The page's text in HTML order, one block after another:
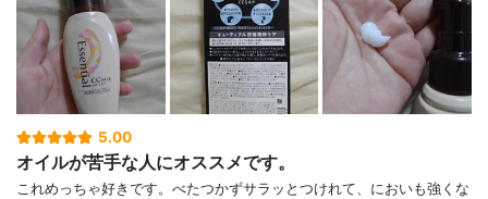
5.00
オイルが苦手な人にオススメです。
これめっちゃ好きです。べたつかずサラッとつけれて、においも強くな